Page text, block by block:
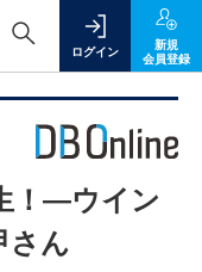
ログイン
新規
会員登録
！―ウイン
ん